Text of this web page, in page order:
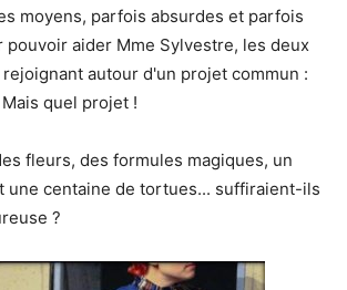
moyens, parfois absurdes et parfois
pouvoir aider Mme Sylvestre, les deux
autour d'un projet commun :
quel projet !
fleurs, des formules magiques, un
une centaine de tortues... suffiraient-ils
?